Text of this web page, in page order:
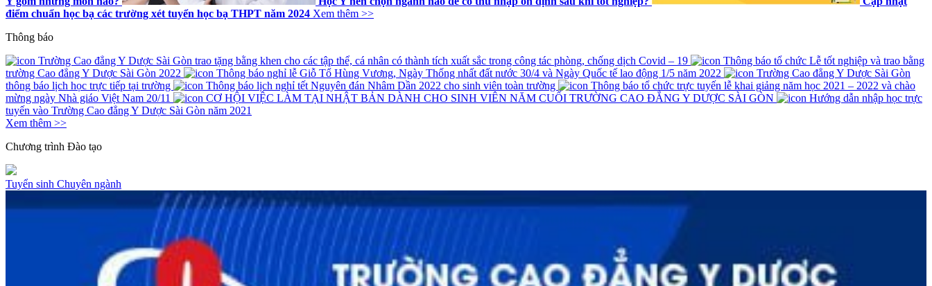
điểm chuẩn học bạ các trường xét tuyển học bạ THPT năm 2024 Xem thêm >>
Thông báo
Trường Cao đẳng Y Dược Sài Gòn trao tặng bằng khen cho các tập thể, cá nhân có thành tích xuất sắc trong công tác phòng, chống dịch Covid – 19
Thông báo tổ chức Lễ tốt nghiệp và trao bằng
trường Cao đẳng Y Dược Sài Gòn 2022
Thông báo nghỉ lễ Giỗ Tổ Hùng Vương, Ngày Thống nhất đất nước 30/4 và Ngày Quốc tế lao động 1/5 năm 2022
Trường Cao đẳng Y Dược Sài Gòn
thông báo lịch học trực tiếp tại trường
Thông báo lịch nghỉ tết Nguyên đán Nhâm Dần 2022 cho sinh viên toàn trường
Thông báo tổ chức trực tuyến lễ khai giảng năm học 2021 – 2022 và chào
mừng ngày Nhà giáo Việt Nam 20/11
CƠ HỘI VIỆC LÀM TẠI NHẬT BẢN DÀNH CHO SINH VIÊN NĂM CUỐI TRƯỜNG CAO ĐẲNG Y DƯỢC SÀI GÒN
Hướng dẫn nhập học trực
tuyến vào Trường Cao đẳng Y Dược Sài Gòn năm 2021
Xem thêm >>
Chương trình Đào tạo
Tuyển sinh Chuyên ngành